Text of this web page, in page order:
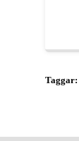
Taggar: